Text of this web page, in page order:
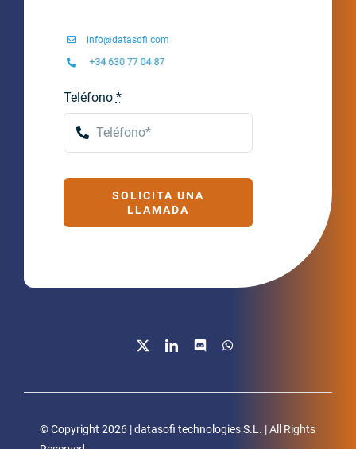
info@datasofi.com
Teléfono *
SOLICITA UNA
LLAMADA
© Copyright 2026 | datasofi technologies S.L. | All Rights